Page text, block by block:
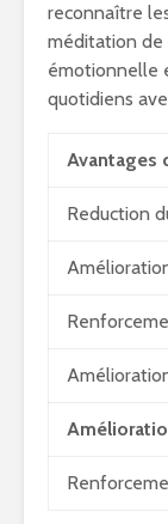
reconnaître
méditation de
émotionnelle
quotidiens
Avantages
Reduction